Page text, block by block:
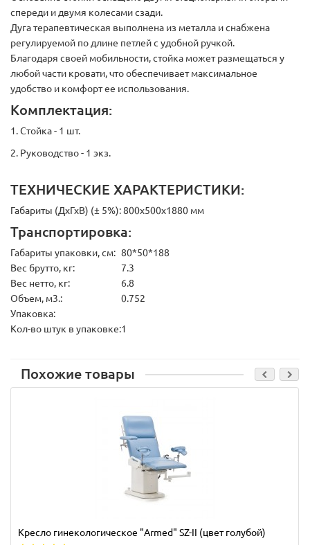
спереди и двумя колесами сзади.
Дуга терапевтическая выполнена из металла и снабжена
регулируемой по длине петлей с удобной ручкой.
Благодаря своей мобильности, стойка может размещаться у
любой части кровати, что обеспечивает максимальное
удобство и комфорт ее использования.
Комплектация:
1. Стойка - 1 шт.
2. Руководство - 1 экз.
ТЕХНИЧЕСКИЕ ХАРАКТЕРИСТИКИ:
Габариты (ДхГхВ) (± 5%): 800х500х1880 мм
Транспортировка:
Габариты упаковки, см: 80*50*188
Вес брутто, кг:
7.3
Вес нетто, кг:
6.8
Объем, м3.:
0.752
Упаковка:
Кол-во штук в упаковке:1
Похожие товары
Кресло гинекологическое "Armed" SZ-II (цвет голубой)